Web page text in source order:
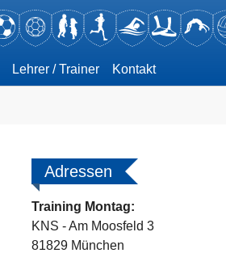
(current)
Lehrer / Trainer
Kontakt
Adressen
Training Montag:
KNS - Am Moosfeld 3
81829 München